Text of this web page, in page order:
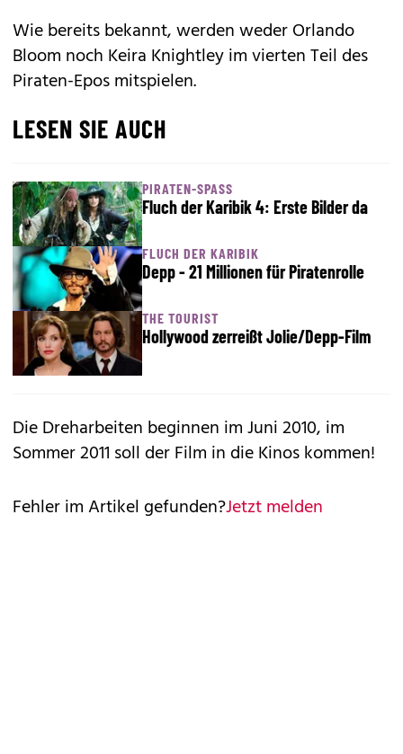
Wie bereits bekannt, werden weder Orlando
Bloom noch Keira Knightley im vierten Teil des
Piraten-Epos mitspielen.
LESEN SIE AUCH
PIRATEN-SPASS
Fluch der Karibik 4: Erste Bilder da
FLUCH DER KARIBIK
Depp - 21 Millionen für Piratenrolle
THE TOURIST
Hollywood zerreißt Jolie/Depp-Film
Die Dreharbeiten beginnen im Juni 2010, im
Sommer 2011 soll der Film in die Kinos kommen!
Fehler im Artikel gefunden?Jetzt melden